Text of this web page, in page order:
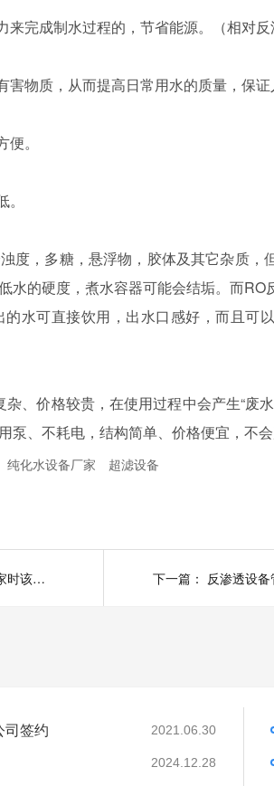
完成制水过程的，节省能源。（相对反
物质，从而提高日常用水的质量，保证
。
度，多糖，悬浮物，胶体及其它杂质，
水的硬度，煮水容器可能会结垢。而
水可直接饮用，出水口感好，而且可
、价格较贵，在使用过程中会产生“废
、不耗电，结构简单、价格便宜，不会
纯化水设备厂家
超滤设备
医药行业选择水处理设备生产厂家时该注意哪些 下一篇：
司签约 2021.06.30
2024.12.28